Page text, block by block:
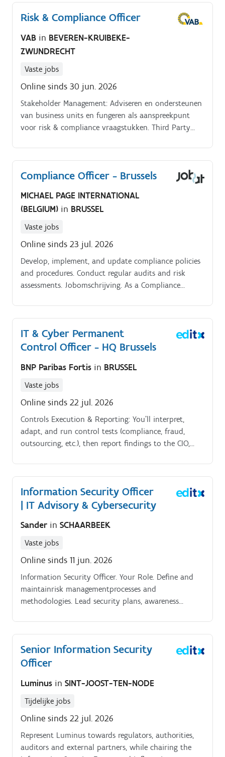
werkt nauw samen met collega’s uit heel de
organisatie en bent een zichtbare sparringpartner
een pragmatisch Internal Control System (ICS) en
maakt risico’s en beheersmaatregelen zichtbaar over
de processen heen Je rapporteert helder (intern en
versterkt operationele weerbaarheid via business
continuity- en disaster recovery-plannen Je werkt
mee aan de implementatie van DORA (Digital
Operational Resilience Act Je beheert risico’s in
Je neemt deel aan (interne en sector) werkgroepen
om beleid uit te tekenen, nieuwe regelgeving in te
voeren en kennis te delen Je zorgt voor
bewustmaking en adoptie: je geeft briefings, schrijft
processen en richtlijnen uit en ondersteunt de eerste
lijn Je toont eigenaarschap en neemt initiatief.
Risk & Compliance Officer
VAB in BEVEREN-KRUIBEKE-
ZWIJNDRECHT
Vaste jobs
Online sinds 30 jun. 2026
Stakeholder Management: Adviseren en ondersteunen
van business units en fungeren als aanspreekpunt
voor risk & compliance vraagstukken. Third Party
checks van externe partners en leveranciers.
Compliance Officer - Brussels
MICHAEL PAGE INTERNATIONAL
(BELGIUM) in BRUSSEL
Vaste jobs
Online sinds 23 jul. 2026
Develop, implement, and update compliance policies
and procedures. Conduct regular audits and risk
assessments. Jobomschrijving. As a Compliance
IT & Cyber Permanent
Control Officer - HQ Brussels
BNP Paribas Fortis in BRUSSEL
Vaste jobs
Online sinds 22 jul. 2026
Controls Execution & Reporting: You’ll interpret,
adapt, and run control tests (compliance, fraud,
outsourcing, etc.), then report findings to the CIO,
Regulatory & Internal Reporting: You’ll prepare
precise, high impact reports for the Internal Control
Committee (Ex.
Information Security Officer
| IT Advisory & Cybersecurity
Sander in SCHAARBEEK
Vaste jobs
Online sinds 11 jun. 2026
Information Security Officer. Your Role. Define and
maintainrisk managementprocesses and
methodologies. Lead security plans, awareness
Senior Information Security
Officer
Luminus in SINT-JOOST-TEN-NODE
Tijdelijke jobs
Online sinds 22 jul. 2026
Represent Luminus towards regulators, authorities,
auditors and external partners, while chairing the